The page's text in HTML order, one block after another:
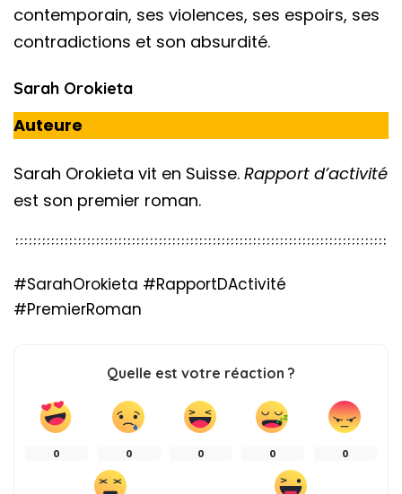
contemporain, ses violences, ses espoirs, ses
contradictions et son absurdité.
Sarah Orokieta
Auteure
Sarah Orokieta vit en Suisse. Rapport d’activité
est son premier roman.
#SarahOrokieta #RapportDActivité
#PremierRoman
Quelle est votre réaction ?
0 0 0 0 0